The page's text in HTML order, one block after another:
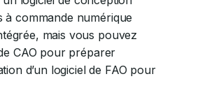
commande numérique
mais vous pouvez
CAO pour préparer
d’un logiciel de FAO pour